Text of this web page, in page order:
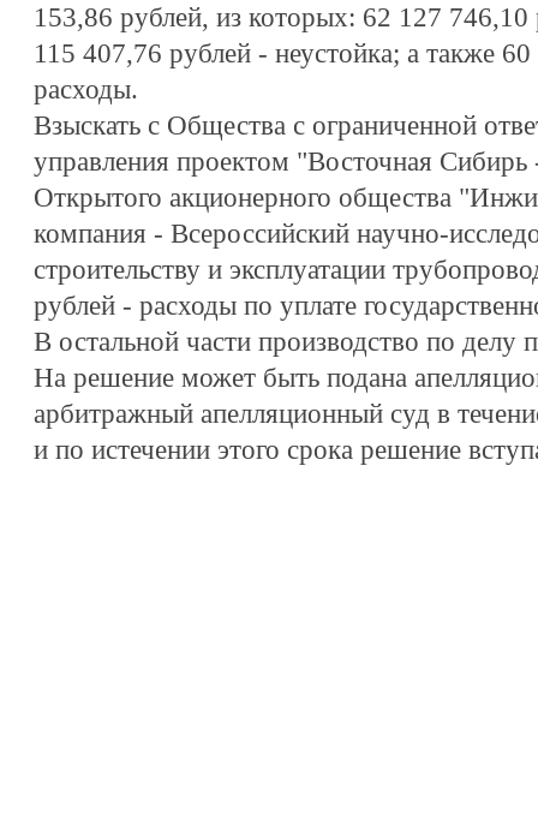
153,86 рублей, из которых: 62 127 746,10
115 407,76 рублей - неустойка; а также
расходы.
Взыскать с Общества с ограниченной
управления проектом "Восточная
Открытого акционерного общества
компания - Всероссийский научно-
строительству и эксплуатации
рублей - расходы по уплате
В остальной части производство по делу
На решение может быть подана
арбитражный апелляционный суд в
и по истечении этого срока решение